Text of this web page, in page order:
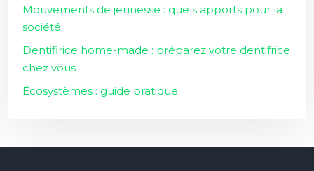
Mouvements de jeunesse : quels apports pour la
société
Dentifirice home-made : préparez votre dentifrice
chez vous
Écosystèmes : guide pratique